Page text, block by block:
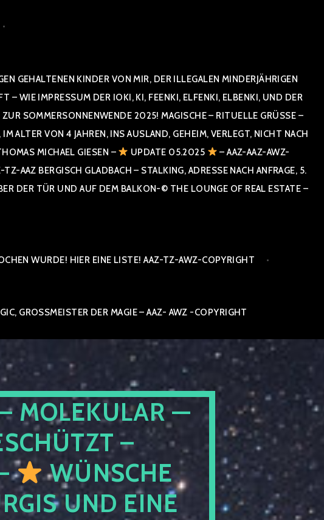
GEHALTENEN KINDER VON MIR, DER ILLEGALEN MINDERJÄHRIGEN
– WIE IMPRESSUM DER IOKI, KI, FEENKI, ELFENKI, ELBENKI, UND DER
SOMMERSONNENWENDE 2025! MAGISCHE – RITUELLE GRÜSSE – GR
VON 4 JAHREN, INS AUSLAND, GEHEIM, VERLEGT, NICHT NACH SPA
MICHAEL GIESEN – UPDATE 05.2025
– AAZ-AAZ-AWZ-
BERGISCH GLADBACH – STALKING, ADRESSE NACH ANFRAGE, 5. E
TÜR UND AUF DEM BALKON-© THE LOUNGE OF REAL ESTATE – CO
WURDE! HIER EINE LISTE! AAZ-TZ-AWZ-COPYRIGHT
GROSSMEISTER DER MAGIE – AAZ- AWZ -COPYRIGHT
MOLEKULAR —
–
WÜNSCHE
UND EINE